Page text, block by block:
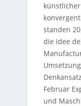
standen
die Idee
Februar
und